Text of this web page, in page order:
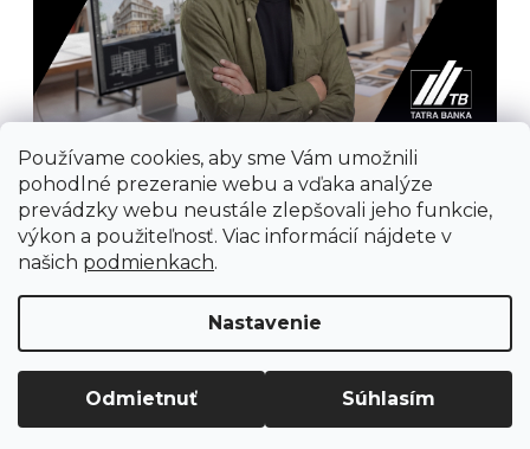
Používame cookies, aby sme Vám umožnili
pohodlné prezeranie webu a vďaka analýze
prevádzky webu neustále zlepšovali jeho funkcie,
výkon a použiteľnosť. Viac informácií nájdete v
našich podmienkach.
Nastavenie
Odmietnuť Súhlasím
Vytvoril Shoptet